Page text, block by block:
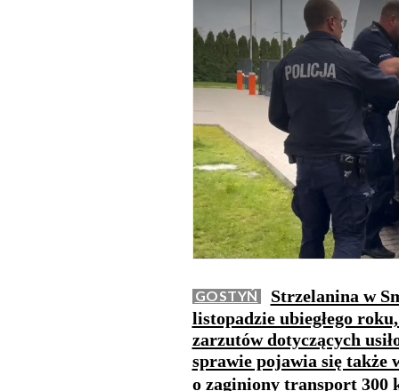
GOSTYŃ
Strzelanina w
listopadzie ubiegłego
zarzutów dotyczących
sprawie pojawia się także
o zaginiony transport